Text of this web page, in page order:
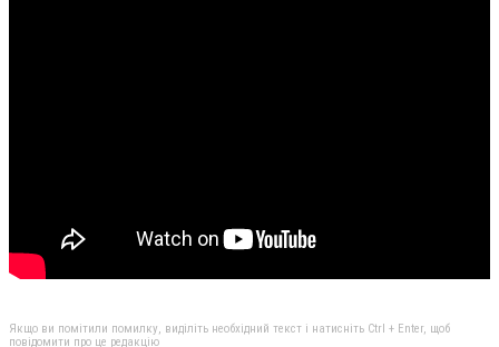
Якщо ви помітили помилку, виділіть необхідний текст і натисніть Ctrl + Enter, щоб
повідомити про це редакцію